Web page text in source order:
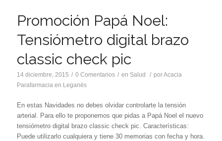
Promoción Papá Noel:
Tensiómetro digital brazo
classic check pic
14 diciembre, 2015 / 0 Comentarios / en Salud / porAcacia
Parafarmacia en Leganés
En estas Navidades no debes olvidar controlarte la tensión
arterial. Para ello te proponemos que pidas a Papá Noel el nuevo
tensiómetro digital brazo classic check pic. Características:
Puede utilizarlo cualquiera y tiene 30 memorias con fecha y hora.